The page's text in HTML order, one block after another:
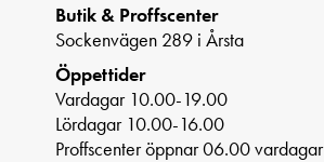
Butik & Proffscenter
Sockenvägen 289 i Årsta
Öppettider
Vardagar 10.00-19.00
Lördagar 10.00-16.00
Proffscenter öppnar 06.00 vardagar